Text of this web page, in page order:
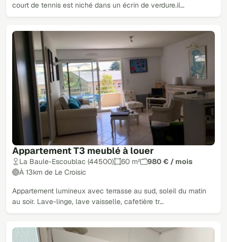
court de tennis est niché dans un écrin de verdure.il…
Appartement T3 meublé à louer
La Baule-Escoublac (44500) 60 m²
980 € / mois
À 13km de Le Croisic
Appartement lumineux avec terrasse au sud, soleil du matin
au soir. Lave-linge, lave vaisselle, cafetière tr…